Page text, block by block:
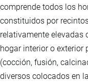
comprende todos los
constituidos por
relativamente elevadas
hogar interior o
(cocción, fusión,
diversos colocados en